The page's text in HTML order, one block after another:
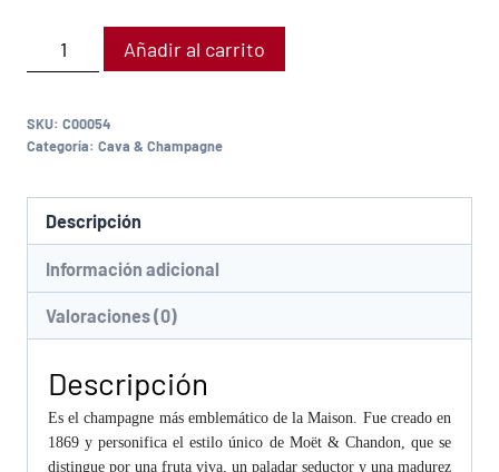
Añadir al carrito
SKU: C00054
Categoría: Cava & Champagne
Descripción
Información adicional
Valoraciones (0)
Descripción
Es el champagne más emblemático de la Maison. Fue creado en
1869 y personifica el estilo único de Moët & Chandon, que se
distingue por una fruta viva, un paladar seductor y una madurez